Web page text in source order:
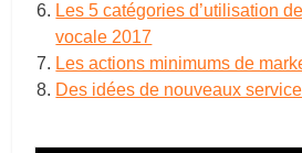
Les 5 catégories d’utilisation
vocale 2017
Les actions minimums de
Des idées de nouveaux